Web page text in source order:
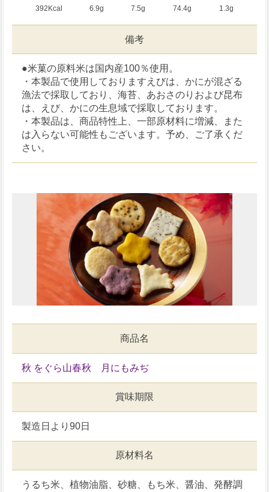
392Kcal 6.9g 7.5g 74.4g 1.3g
備考
●米菓の原料米は国内産100％使用。
・本製品で使用しておりますえびは、かにが混ざる
漁法で採取しており、海苔、あおさのりおよび昆布
は、えび、かにの生息域で採取しております。
・本製品は、商品特性上、一部原材料に増減、また
は入らない可能性もございます。予め、ご了承くだ
さい。
商品名
秋 をぐら山春秋 月にもみぢ
賞味期限
製造日より90日
原材料名
うるち米、植物油脂、砂糖、もち米、醤油、発酵調